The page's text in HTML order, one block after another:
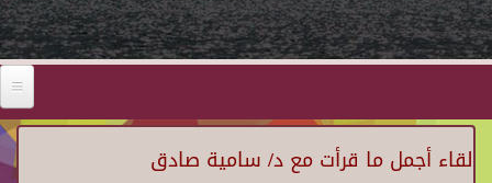
لقاء أجمل ما قرأت مع د/ سامية صادق